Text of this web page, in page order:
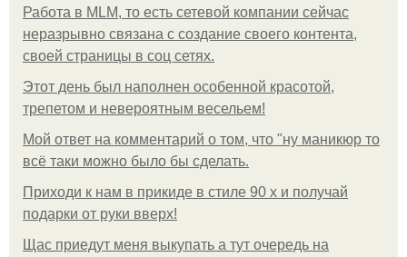
Работа в MLM, то есть сетевой компании сейчас
неразрывно связана с создание своего контента,
своей страницы в соц сетях.
Этот день был наполнен особенной красотой,
трепетом и невероятным весельем!
Мой ответ на комментарий о том, что "ну маникюр то
всё таки можно было бы сделать.
Приходи к нам в прикиде в стиле 90 х и получай
подарки от руки вверх!
Щас приедут меня выкупать а тут очередь на